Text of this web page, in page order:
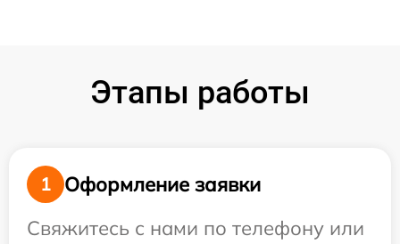
Этапы работы
1
Оформление заявки
Свяжитесь с нами по телефону или